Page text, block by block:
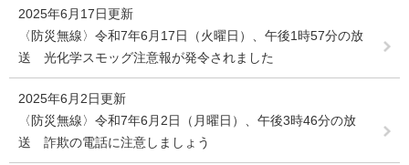
2025年6月17日更新
〈防災無線〉令和7年6月17日（火曜日）、午後1時57分の放
送 光化学スモッグ注意報が発令されました
2025年6月2日更新
〈防災無線〉令和7年6月2日（月曜日）、午後3時46分の放
送 詐欺の電話に注意しましょう